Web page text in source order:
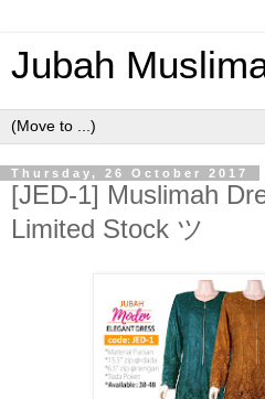
Jubah
Thursday, 26 October 2017
[JED-1] Muslimah
Limited Stock ツ